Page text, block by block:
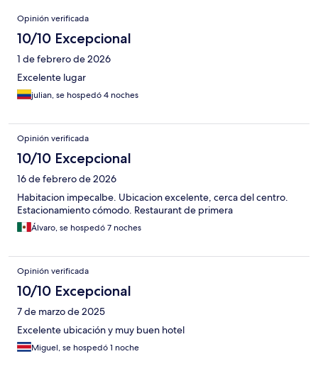
Opiniones
Opinión verificada
10/10 Excepcional
1 de febrero de 2026
Excelente lugar
julian, se hospedó 4 noches
Opinión verificada
10/10 Excepcional
16 de febrero de 2026
Habitacion impecalbe. Ubicacion excelente, cerca del centro.
Estacionamiento cómodo. Restaurant de primera
Álvaro, se hospedó 7 noches
Opinión verificada
10/10 Excepcional
7 de marzo de 2025
Excelente ubicación y muy buen hotel
Miguel, se hospedó 1 noche